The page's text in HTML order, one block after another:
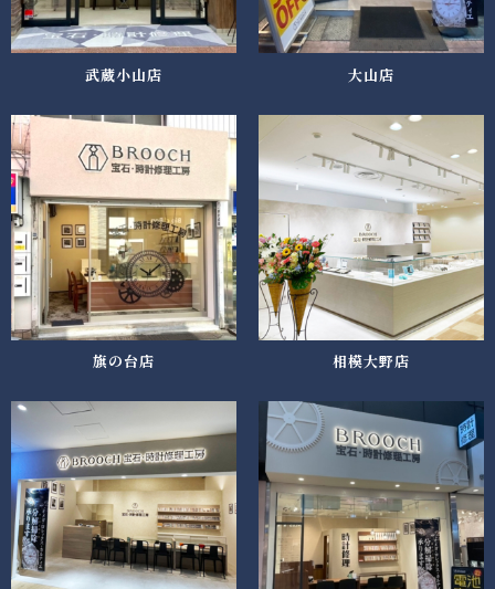
武蔵小山店 大山店
旗の台店 相模大野店